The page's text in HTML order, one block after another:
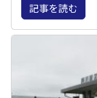
記事を読む